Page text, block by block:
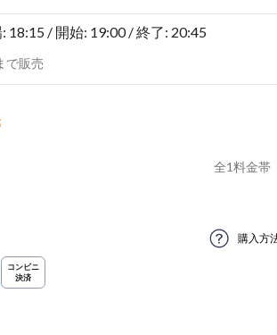
18:15 / 開始: 19:00 / 終了: 20:45
で販売
全1料金帯
購入方